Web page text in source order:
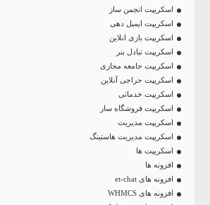
اسکریپت انجمن ساز
اسکریپت ایمیل دهی
اسکریپت بازی انلاین
اسکریپت تبادل بنر
اسکریپت جامعه مجازی
اسکریپت حراجی آنلاین
اسکریپت خدماتی
اسکریپت فروشگاه ساز
اسکریپت مدیریت
اسکریپت مدیریت هاستینگ
اسکریپت ها
افزونه ها
افزونه های et-chat
افزونه های WHMCS